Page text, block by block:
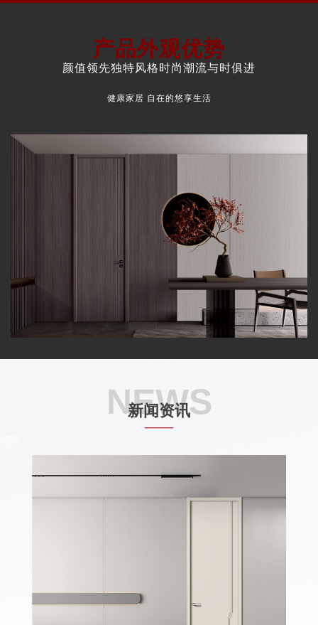
产品外观优势
颜值领先独特风格时尚潮流与时俱进
健康家居 自在的悠享生活
NEWS
新闻资讯
——